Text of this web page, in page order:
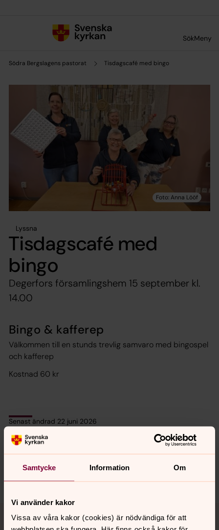
Samtycke Information Om
Vi använder kakor
Vissa av våra kakor (cookies) är nödvändiga för att
SökMeny
Södra Bergslagens pastorat Tisdagscafé med bingo
Lyssna
Tisdagscafé med
bingo
Degerfors församlingshem 15 september kl.
14.00
Bingo & kafferep
Välkommen till en stunds trevlig samvaro med bingospel
och kafferep
Kostnad 60 kr
Senast ändrad 22 juni 2026
Synpunkter eller frågor på sidans
innehåll?
Tillbaka till toppen
Tillbaka till innehållet